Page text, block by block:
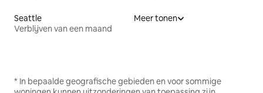
Seattle
Verblijven van een maand
Meer tonen
* In bepaalde geografische gebieden en voor sommige